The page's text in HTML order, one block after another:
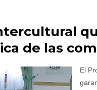
de las
El